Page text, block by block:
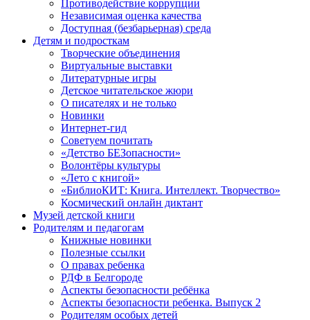
Противодействие коррупции
Независимая оценка качества
Доступная (безбарьерная) среда
Детям и подросткам
Творческие объединения
Виртуальные выставки
Литературные игры
Детское читательское жюри
О писателях и не только
Новинки
Интернет-гид
Советуем почитать
«Детство БЕЗопасности»
Волонтёры культуры
«Лето с книгой»
«БиблиоКИТ: Книга. Интеллект. Творчество»
Космический онлайн диктант
Музей детской книги
Родителям и педагогам
Книжные новинки
Полезные ссылки
О правах ребенка
РДФ в Белгороде
Аспекты безопасности ребёнка
Аспекты безопасности ребенка. Выпуск 2
Родителям особых детей